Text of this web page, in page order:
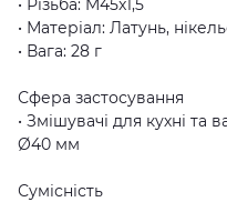
• Матеріал: Латунь,
• Вага: 28 г
Сфера застосування
• Змішувачі для кухні та
Ø40 мм
Сумісність